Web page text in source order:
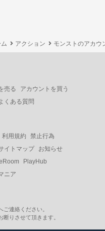
アクション モンストのアカウ
売る
アカウントを買う
くある質問
利用規約
禁止行為
イトマップ
お知らせ
PlayHub
ニア
連絡ください。
りさせて頂きます。